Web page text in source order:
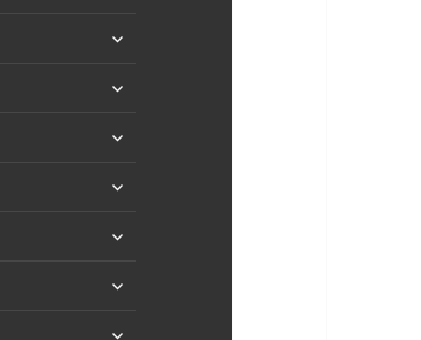
proširi
proširi
proširi
proširi
proširi
proširi
proširi